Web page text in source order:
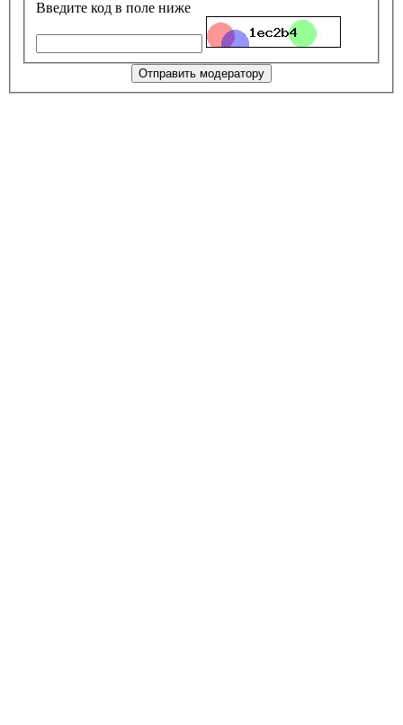
Введите код в поле ниже
Отправить модератору